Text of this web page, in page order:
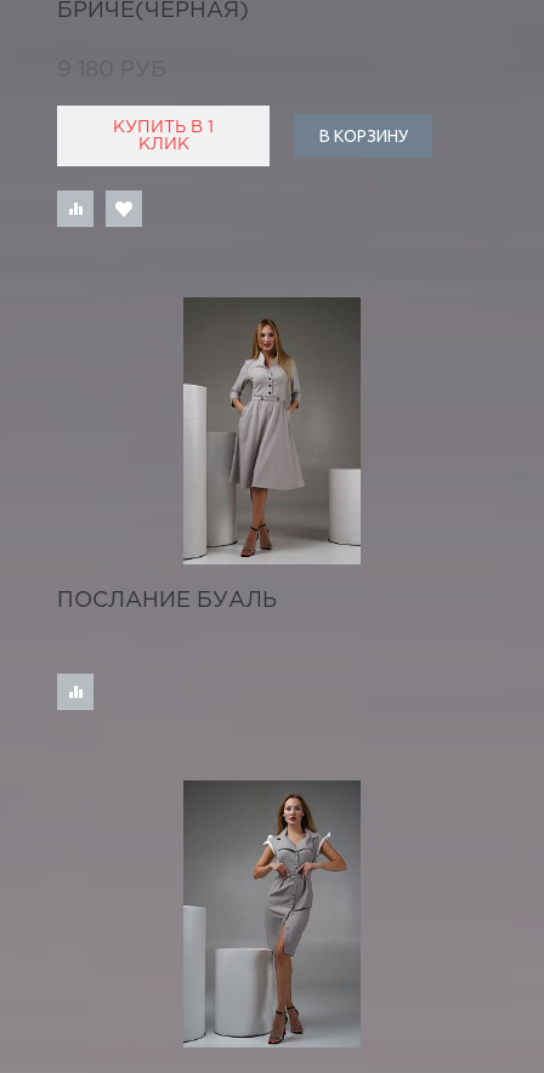
БРИЧЕ(ЧЕРНАЯ)
9 180 РУБ
КУПИТЬ В 1
КЛИК
В КОРЗИНУ
ПОСЛАНИЕ БУАЛЬ